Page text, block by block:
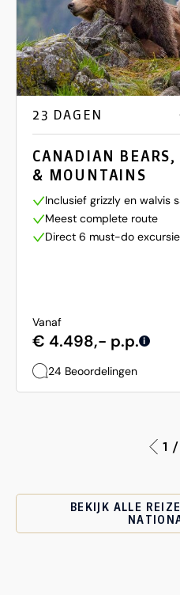
23 DAGEN
CANADIAN BEARS,
& MOUNTAINS
Inclusief grizzly en walvis
Meest complete route
Direct 6 must-do
Vanaf
€ 4.498,- p.p. i
24 Beoordelingen
1
BEKIJK ALLE